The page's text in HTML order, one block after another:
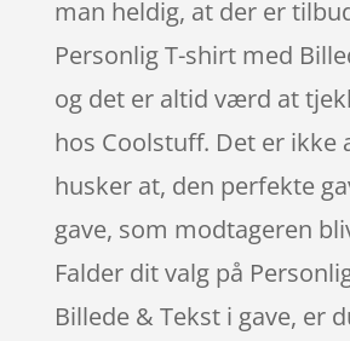
man heldig, at der er
Personlig T-shirt med
og det er altid værd at
hos Coolstuff. Det er ikke
husker at, den perfekte
gave, som modtageren
Falder dit valg på
Billede & Tekst i gave, er